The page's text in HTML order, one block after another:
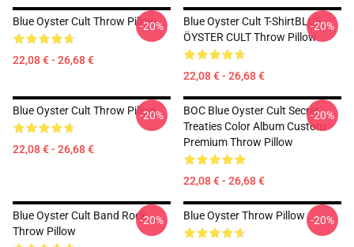
Blue Oyster Cult Throw Pillow
22,08 € - 26,68 €
-20%
Blue Oyster Cult T-ShirtBLUE
ÖYSTER CULT Throw Pillow
22,08 € - 26,68 €
-20%
Blue Oyster Cult Throw Pillow
22,08 € - 26,68 €
-20%
BOC Blue Oyster Cult Secret
Treaties Color Album Custom
Premium Throw Pillow
22,08 € - 26,68 €
-20%
Blue Oyster Cult Band Rock
Throw Pillow
-20% Blue Oyster Throw Pillow -20%